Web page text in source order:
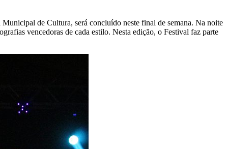
de Cultura, será concluído neste final de semana. Na noite
vencedoras de cada estilo. Nesta edição, o Festival faz parte